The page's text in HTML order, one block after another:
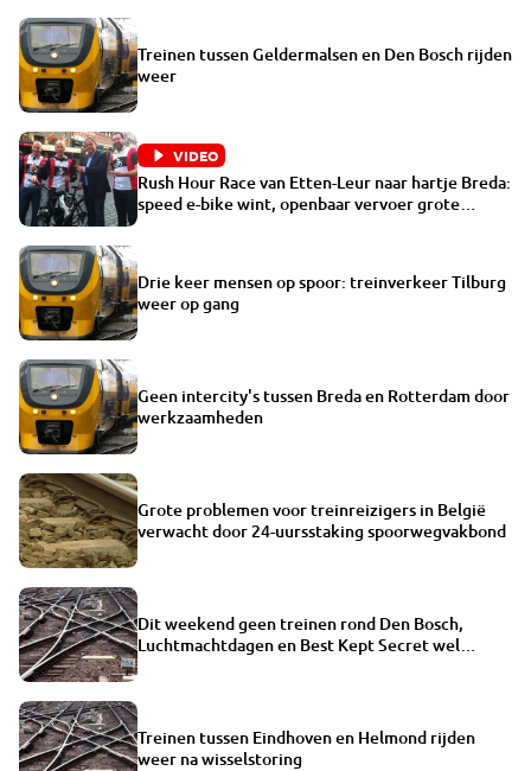
Treinen tussen Geldermalsen en Den Bosch rijden
weer
VIDEO
Rush Hour Race van Etten-Leur naar hartje Breda:
speed e-bike wint, openbaar vervoer grote
Drie keer mensen op spoor: treinverkeer Tilburg
weer op gang
Geen intercity's tussen Breda en Rotterdam door
werkzaamheden
Grote problemen voor treinreizigers in België
verwacht door 24-uursstaking spoorwegvakbond
Dit weekend geen treinen rond Den Bosch,
Luchtmachtdagen en Best Kept Secret wel
Treinen tussen Eindhoven en Helmond rijden
weer na wisselstoring